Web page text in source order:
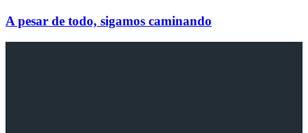
A pesar de todo, sigamos caminando